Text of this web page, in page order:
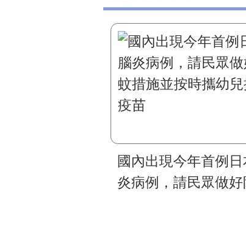
國內出現今年首例
炎病例，請民眾做好